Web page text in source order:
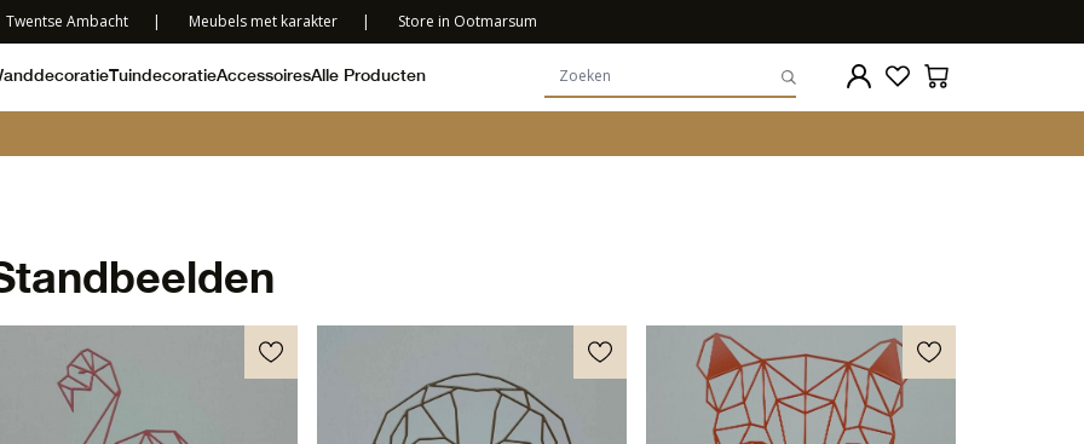
Twentse Ambacht | Meubels met karakter | Store in Ootmarsum
TuindecoratieAccessoiresAlle Producten